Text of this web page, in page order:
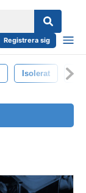
Registrera sig
Isolerat